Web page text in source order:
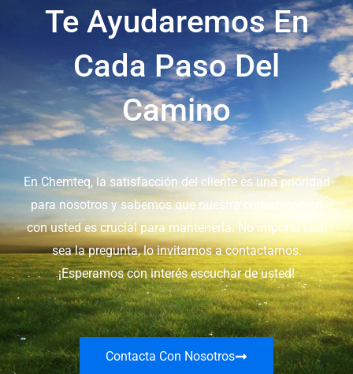
Te Ayudaremos En
Cada Paso Del
Camino
En Chemteq, la satisfacción del cliente es una prioridad
para nosotros y sabemos que nuestra comunicación
con usted es crucial para mantenerla. No importa cuál
sea la pregunta, lo invitamos a contactarnos.
¡Esperamos con interés escuchar de usted!
Contacta Con Nosotros